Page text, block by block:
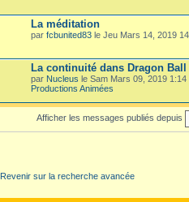
La méditation
par fcbunited83 le Jeu Mars 14, 2019
La continuité dans Dragon Ball
par Nucleus le Sam Mars 09, 2019
Productions Animées
Afficher les messages publiés depuis
Revenir sur la recherche avancée